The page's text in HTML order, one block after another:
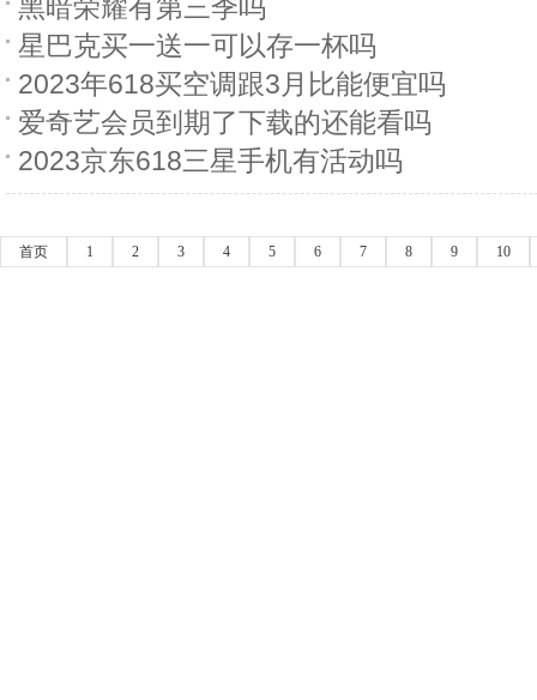
黑暗荣耀有第三季吗
星巴克买一送一可以存一杯吗
2023年618买空调跟3月比能便宜吗
爱奇艺会员到期了下载的还能看吗
2023京东618三星手机有活动吗
首页 1 2 3 4 5 6 7 8 9 10